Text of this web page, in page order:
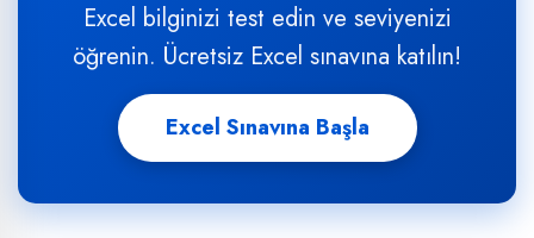
Excel bilginizi test edin ve seviyenizi
öğrenin. Ücretsiz Excel sınavına katılın!
Excel Sınavına Başla